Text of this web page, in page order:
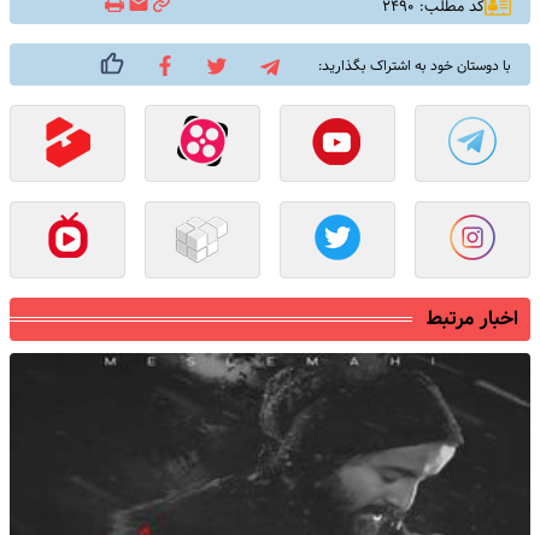
کد مطلب: ۲۴۹۰
با دوستان خود به اشتراک بگذارید:
اخبار مرتبط